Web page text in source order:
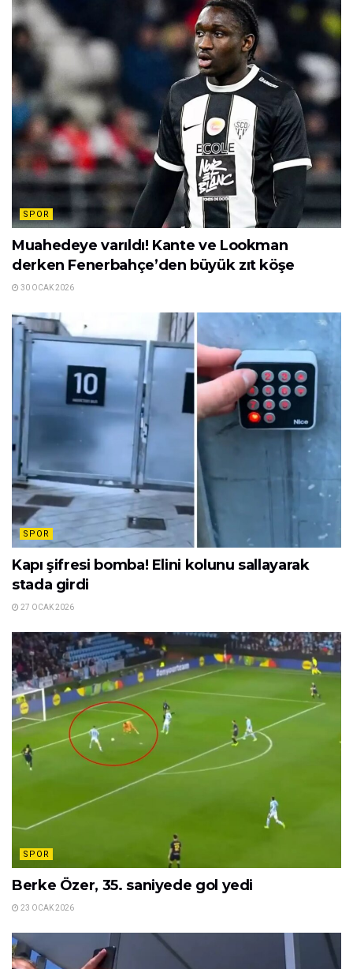
SPOR
Muahedeye varıldı! Kante ve Lookman
derken Fenerbahçe’den büyük zıt köşe
30 OCAK 2026
SPOR
Kapı şifresi bomba! Elini kolunu sallayarak
stada girdi
27 OCAK 2026
SPOR
Berke Özer, 35. saniyede gol yedi
23 OCAK 2026